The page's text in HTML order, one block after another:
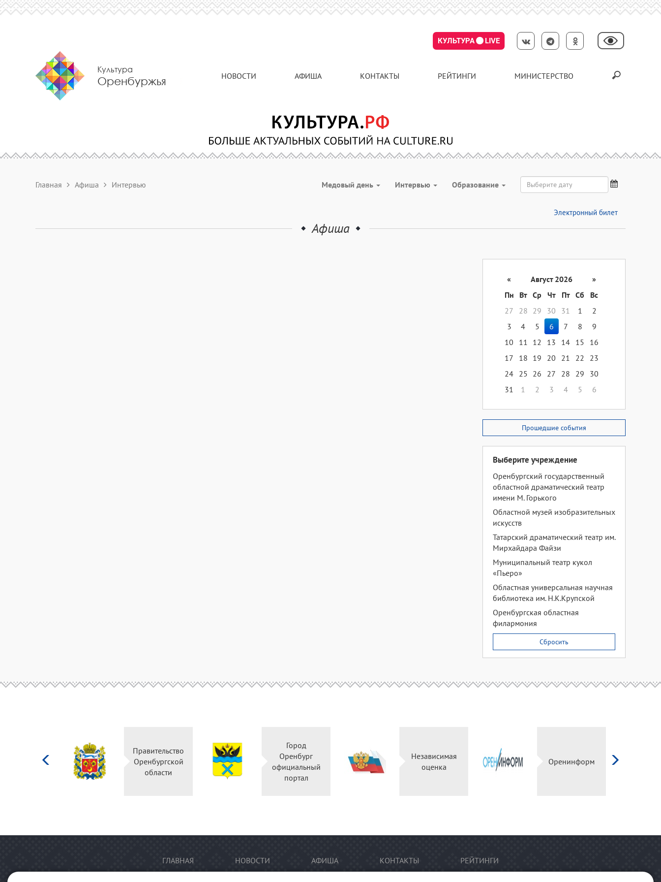
КУЛЬТУРА LIVE
Культура
Оренбуржья НОВОСТИ АФИША КОНТАКТЫ РЕЙТИНГИ МИНИСТЕРСТВО
Главная Афиша Интервью Медовый день Интервью Образование
Электронный билет
Афиша
« Август 2026
»
Пн
Вт Ср Чт Пт Сб
Вс
27
28 29 30 31 1
2
3
4 5 6 7 8
9
10
11 12 13 14 15
16
17
18 19 20 21 22
23
24 25 26 27 28 29
30
31
1 2 3 4 5 6
Прошедшие события
Выберите учреждение
Оренбургский государственный
областной драматический театр
имени М. Горького
Областной музей изобразительных
искусств
Татарский драматический театр им.
Мирхайдара Файзи
Муниципальный театр кукол
«Пьеро»
Областная универсальная научная
библиотека им. Н.К.Крупской
Оренбургская областная
филармония
Сбросить
Правительство
Оренбургской
области
Город
Оренбург
официальный
портал
Независимая
оценка
Оренинформ
ГЛАВНАЯ НОВОСТИ АФИША КОНТАКТЫ РЕЙТИНГИ